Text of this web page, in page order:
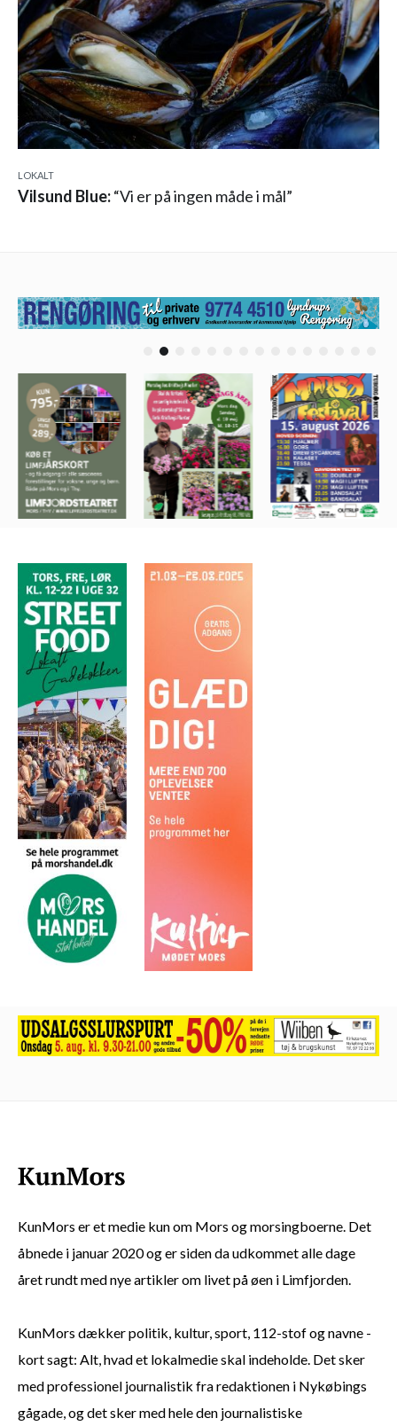
LOKALT
Vilsund Blue:“Vi er på ingen måde i mål”
KunMors er et medie kun om Mors og morsingboerne. Det
åbnede i januar 2020 og er siden da udkommet alle dage
året rundt med nye artikler om livet på øen i Limfjorden.
KunMors dækker politik, kultur, sport, 112-stof og navne -
kort sagt: Alt, hvad et lokalmedie skal indeholde. Det sker
med professionel journalistik fra redaktionen i Nykøbings
gågade, og det sker med hele den journalistiske